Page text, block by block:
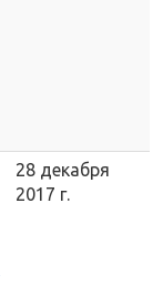
28 декабря
2017 г.